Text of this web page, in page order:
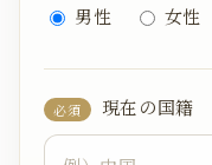
男性 女性
必須 現在の国籍